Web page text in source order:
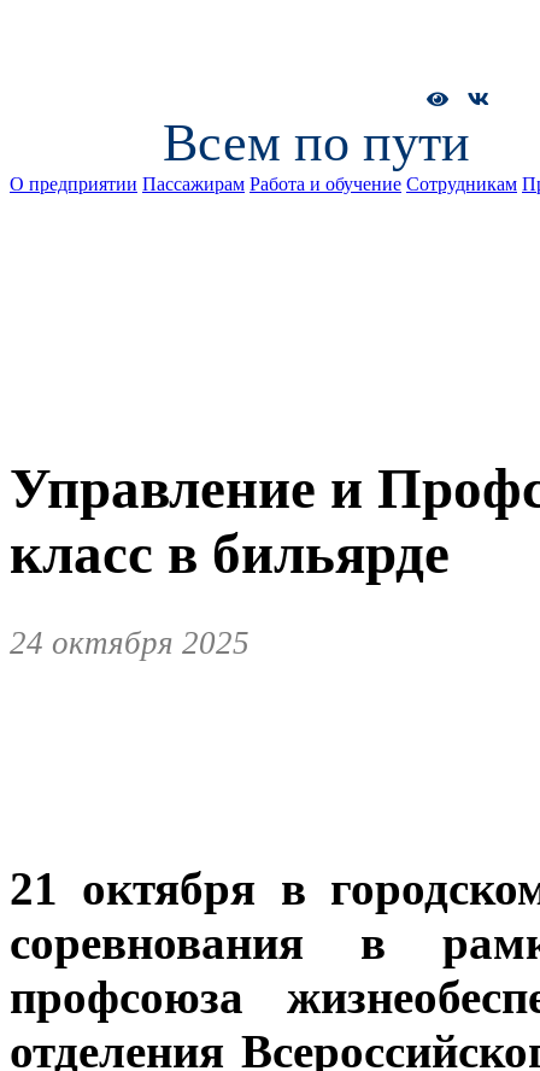
Всем по пути
О предприятии Пассажирам Работа и обучение Сотрудникам
Управление и
класс в бильярде
24 октября 2025
21 октября в
соревнования в
профсоюза
отделения